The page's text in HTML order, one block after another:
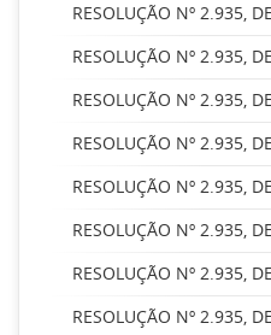
RESOLUÇÃO Nº 2.935,
RESOLUÇÃO Nº 2.935,
RESOLUÇÃO Nº 2.935,
RESOLUÇÃO Nº 2.935,
RESOLUÇÃO Nº 2.935,
RESOLUÇÃO Nº 2.935,
RESOLUÇÃO Nº 2.935,
RESOLUÇÃO Nº 2.935,